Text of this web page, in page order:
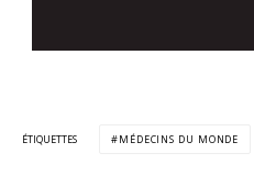
ÉTIQUETTES MÉDECINS DU MONDE